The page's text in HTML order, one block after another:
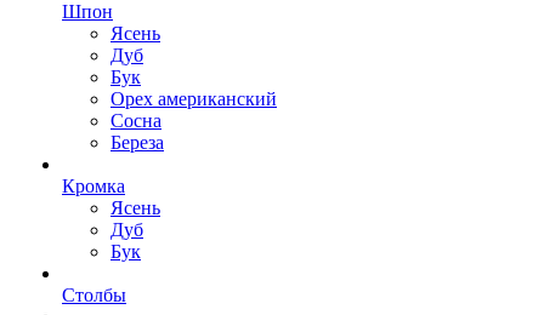
Шпон
Ясень
Дуб
Бук
Орех американский
Сосна
Береза
Кромка
Ясень
Дуб
Бук
Столбы